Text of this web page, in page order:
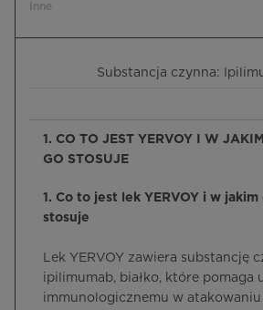
Inne
Substancja czynna:
1. CO TO JEST YERVOY I W
GO STOSUJE
1. Co to jest lek YERVOY i w
stosuje
Lek YERVOY zawiera substancję
ipilimumab, białko, które pomaga
immunologicznemu w